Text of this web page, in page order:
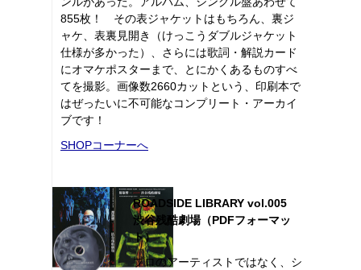
855枚！ その表ジャケットはもちろん、裏ジ
ャケ、表裏見開き（けっこうダブルジャケット
仕様が多かった）、さらには歌詞・解説カード
にオマケポスターまで、とにかくあるものすべ
てを撮影。画像数2660カットという、印刷本で
はぜったいに不可能なコンプリート・アーカイ
ブです！
SHOPコーナーへ
ROADSIDE LIBRARY vol.005
渋谷残酷劇場（PDFフォーマッ
ト）
プロのアーティストではなく、シ